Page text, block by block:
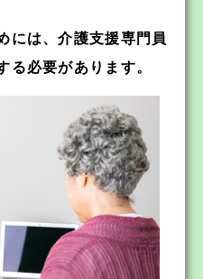
には、介護支援専門員
る必要があります。